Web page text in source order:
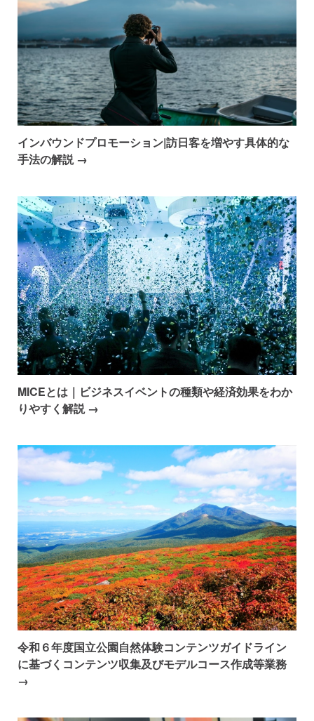
インバウンドプロモーション|訪日客を増やす具体的な
手法の解説 →
MICEとは｜ビジネスイベントの種類や経済効果をわか
りやすく解説 →
令和６年度国立公園自然体験コンテンツガイドライン
に基づくコンテンツ収集及びモデルコース作成等業務
→